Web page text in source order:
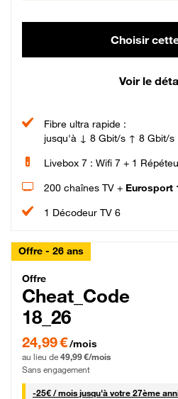
Choisir
Voir le
Fibre ultra rapide :
jusqu'à ↓ 8 Gbit/s ↑ 8 Gbit/s
Livebox 7 : Wifi 7 + 1
200 chaînes TV + Eurosport
1 Décodeur TV 6
Offre - 26 ans
Cheat_Code
Offre
Cheat_Code
18_26
24,99 € par mois pendant 0 mois puis
24,99 €/mois
au lieu de 49,99 €/mois
Sans engagement
-25€ / mois25 € par mois
jusqu'à votre 27ème